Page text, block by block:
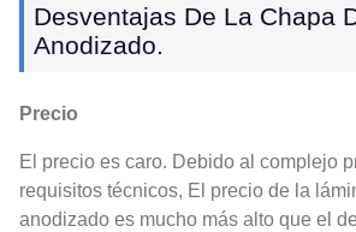
Desventajas De La Chapa
Anodizado.
Precio
El precio es caro. Debido al complejo
requisitos técnicos, El precio de la
anodizado es mucho más alto que el